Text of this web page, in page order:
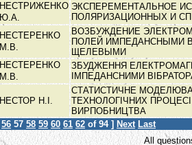
НЕСТРИЖЕНКО
Ю.А.
ЭКСПЕРЕМЕНТАЛЬНОЕ
ПОЛЯРИЗАЦИОННЫХ И
НЕСТЕРЕНКО
М.В.
ВОЗБУЖДЕНИЕ
ПОЛЕЙ ИМПЕДАНСНЫМИ
ЩЕЛЕВЫМИ
НЕСТЕРЕНКО
М.В.
ЗБУДЖЕННЯ
ІМПЕДАНСНИМИ
НЕСТОР Н.І.
СТАТИСТИЧНЕ
ТЕХНОЛОГІЧНИХ
ВИРПОБНИЦТВА
56 57 58 59 60 61 62 of 94 ] Next Last
All